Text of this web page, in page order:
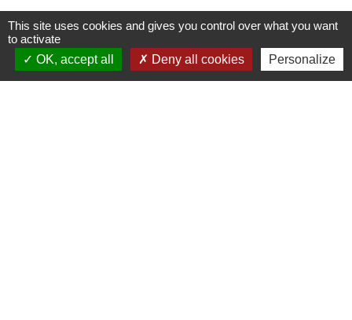
Nous contacter
This site uses cookies and gives you control over what you want
to activate
OK, accept all
Deny all cookies Personalize